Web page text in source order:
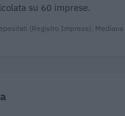
su 60 imprese.
(Registro Imprese). Mediana